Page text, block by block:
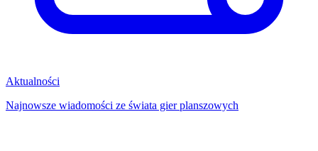
Aktualności
Najnowsze wiadomości ze świata gier planszowych